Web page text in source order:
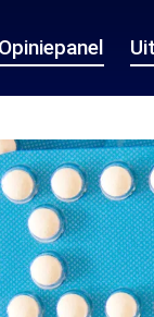
Opiniepanel